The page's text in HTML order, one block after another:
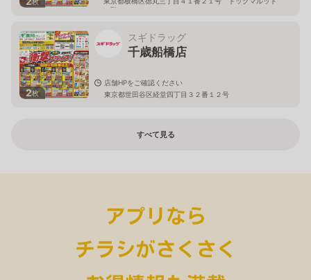
１階
2枚
スギドラッグ
千歳船橋店
店舗HPをご確認ください
東京都世田谷区経堂四丁目３２番１２号
すべて見る